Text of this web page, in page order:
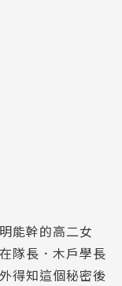
能幹的高二女
隊長．木戶學長
得知這個秘密後